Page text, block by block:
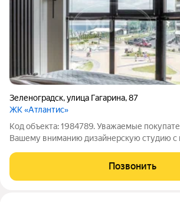
Зеленоградск,улица Гагарина,87
ЖК «Атлантис»
Код объекта: 1984789. Уважаемые
Вашему вниманию дизайнерскую студию с
на третьем этаже. Новая качественная
ремонт из качественных,
Позвонить